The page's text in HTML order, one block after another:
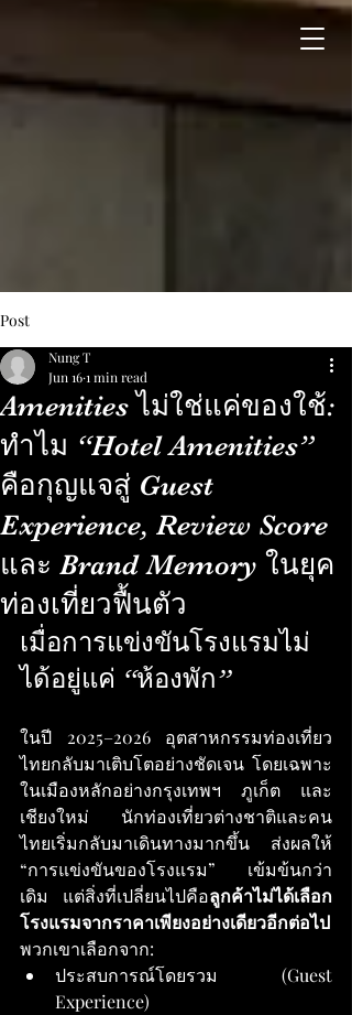
Post
Amenities ไม่ใช่แค่ของใช้:
ทำไม “Hotel Amenities”
คือกุญแจสู่ Guest
Experience, Review Score
และ Brand Memory ในยุค
ท่องเที่ยวฟื้นตัว
Nung T
Jun 161 min read
เมื่อการแข่งขันโรงแรมไม่
ได้อยู่แค่ “ห้องพัก”
ในปี 2025–2026 อุตสาหกรรมท่องเที่ยว
ไทยกลับมาเติบโตอย่างชัดเจน โดยเฉพาะ
ในเมืองหลักอย่างกรุงเทพฯ ภูเก็ต และ
เชียงใหม่ นักท่องเที่ยวต่างชาติและคน
ไทยเริ่มกลับมาเดินทางมากขึ้น ส่งผลให้
“การแข่งขันของโรงแรม” เข้มข้นกว่า
เดิม แต่สิ่งที่เปลี่ยนไปคือลูกค้าไม่ได้เลือก
โรงแรมจากราคาเพียงอย่างเดียวอีกต่อไป
พวกเขาเลือกจาก:
ประสบการณ์โดยรวม (Guest
Experience)